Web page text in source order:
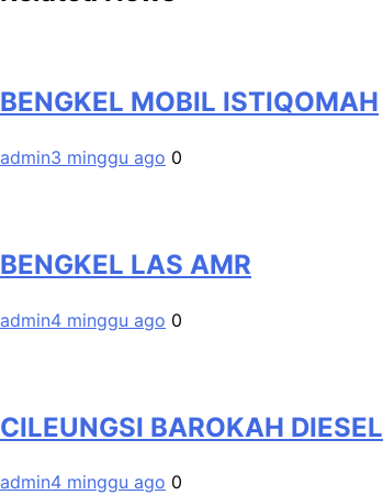
BENGKEL MOBIL ISTIQOMAH
admin3 minggu ago 0
BENGKEL LAS AMR
admin4 minggu ago 0
CILEUNGSI BAROKAH DIESEL
admin4 minggu ago 0